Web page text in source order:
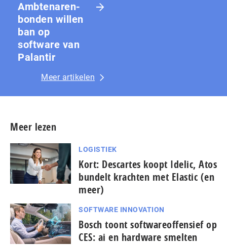
Amb­te­na­ren­
bon­den willen
ban op
software van
Palantir
Meer artikelen
Meer lezen
LOGISTIEK
Kort: Descartes koopt Idelic, Atos
bundelt krachten met Elastic (en
meer)
SOFTWARE INNOVATION
Bosch toont softwareoffensief op
CES: ai en hardware smelten